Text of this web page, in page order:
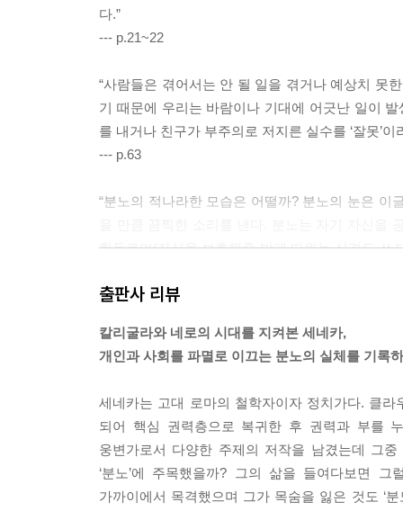
다.”
--- p.21~22
“사람들은 겪어서는 안 될 일을 겪거나 예상치 못
기 때문에 우리는 바람이나 기대에 어긋난 일이
를 내거나 친구가 부주의로 저지른 실수를 ‘잘못’
--- p.63
“분노의 적나라한 모습은 어떨까? 분노의 눈은
휘두르며(자신을 보호해줄 방패 따위는 신경도 쓰
자신에게도 유해하다.”
“한마디로 말해 우리 모두는 악하다. 각자가 남에
악한 사람일 뿐이다.”
--- p.131
출판사 리뷰
칼리굴라와 네로의 시대를 지켜본 세네카,
개인과 사회를 파멸로 이끄는 분노의 실체를 기록
세네카는 고대 로마의 철학자이자 정치가다. 클
되어 핵심 권력층으로 복귀한 후 권력과 부를
웅변가로서 다양한 주제의 저작을 남겼는데 그
‘분노’에 주목했을까? 그의 삶을 들여다보면
가까이에서 목격했으며 그가 목숨을 잃은 것도 ‘